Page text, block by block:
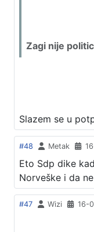
Zagi nije
Slazem se u
#48 Metak
Eto Sdp dike
Norveške i da
#47 Wizi 16-